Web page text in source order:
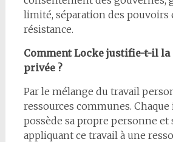
limité, séparation des pouvoirs
résistance.
Comment Locke justifie-t-il
privée ?
Par le mélange du travail
ressources communes.
possède sa propre personne et
appliquant ce travail à une